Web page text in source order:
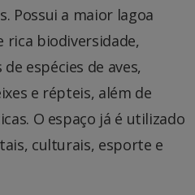
Possui a maior lagoa
rica biodiversidade,
espécies de aves,
e répteis, além de
O espaço já é utilizado
culturais, esporte e